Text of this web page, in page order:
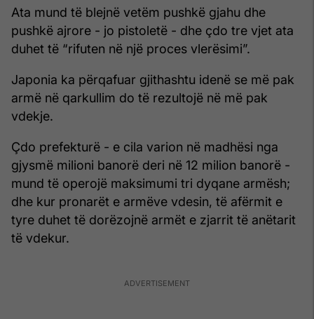
Ata mund të blejnë vetëm pushkë gjahu dhe
pushkë ajrore - jo pistoletë - dhe çdo tre vjet ata
duhet të “rifuten në një proces vlerësimi”.
Japonia ka përqafuar gjithashtu idenë se më pak
armë në qarkullim do të rezultojë në më pak
vdekje.
Çdo prefekturë - e cila varion në madhësi nga
gjysmë milioni banorë deri në 12 milion banorë -
mund të operojë maksimumi tri dyqane armësh;
dhe kur pronarët e armëve vdesin, të afërmit e
tyre duhet të dorëzojnë armët e zjarrit të anëtarit
të vdekur.